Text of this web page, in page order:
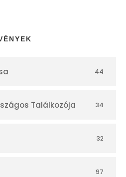
44
Találkozója 34
32
97